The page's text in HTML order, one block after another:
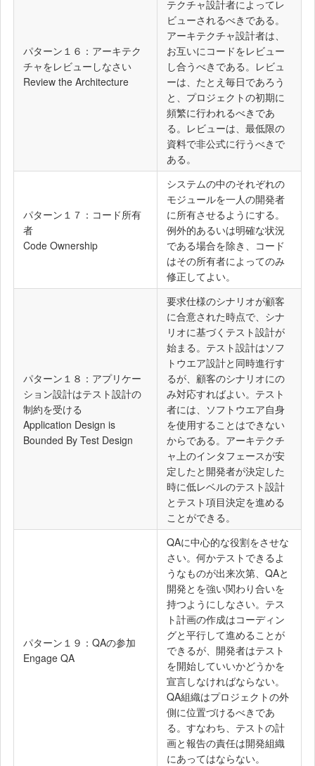
パターン１６：アーキテク
チャをレビューしなさい
Review the Architecture
テクチャ設計者によってレ
ビューされるべきである。
アーキテクチャ設計者は、
お互いにコードをレビュー
し合うべきである。レビュ
ーは、たとえ毎日であろう
と、プロジェクトの初期に
頻繁に行われるべきであ
る。レビューは、最低限の
資料で非公式に行うべきで
ある。
パターン１７：コード所有
者
Code Ownership
システムの中のそれぞれの
モジュールを一人の開発者
に所有させるようにする。
例外的あるいは明確な状況
である場合を除き、コード
はその所有者によってのみ
修正してよい。
パターン１８：アプリケー
ション設計はテスト設計の
制約を受ける
Application Design is
Bounded By Test Design
要求仕様のシナリオが顧客
に合意された時点で、シナ
リオに基づくテスト設計が
始まる。テスト設計はソフ
トウエア設計と同時進行す
るが、顧客のシナリオにの
み対応すればよい。テスト
者には、ソフトウエア自身
を使用することはできない
からである。アーキテクチ
ャ上のインタフェースが安
定したと開発者が決定した
時に低レベルのテスト設計
とテスト項目決定を進める
ことができる。
パターン１９：QAの参加
Engage QA
QAに中心的な役割をさせな
さい。何かテストできるよ
うなものが出来次第、QAと
開発とを強い関わり合いを
持つようにしなさい。テス
ト計画の作成はコーディン
グと平行して進めることが
できるが、開発者はテスト
を開始していいかどうかを
宣言しなければならない。
QA組織はプロジェクトの外
側に位置づけるべきであ
る。すなわち、テストの計
画と報告の責任は開発組織
にあってはならない。